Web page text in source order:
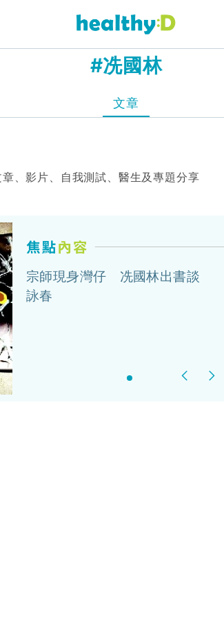
#冼國林
文章
、影片、自我測試、醫生及專題分享
宗師現身灣仔 冼國林出書談
詠春
Previous